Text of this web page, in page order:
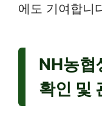
에도 기여합니
NH농협
확인 및